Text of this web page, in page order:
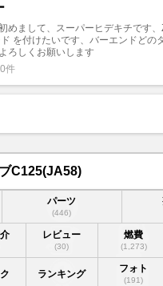
めまして、スーパーヒデキチです、
を付けたいです、バーエンドどの
ろしくお願いします
件
C125(JA58)
パーツ
(446)
レビュー
(30)
燃費
(1,273)
ランキング フォト
(191)